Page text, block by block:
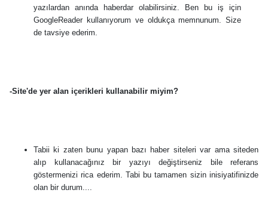
yazılardan anında haberdar olabilirsiniz. Ben bu iş için
GoogleReader kullanıyorum ve oldukça memnunum. Size
de tavsiye ederim.
-Site'de yer alan içerikleri kullanabilir miyim?
Tabii ki zaten bunu yapan bazı haber siteleri var ama siteden
alıp kullanacağınız bir yazıyı değiştirseniz bile referans
göstermenizi rica ederim. Tabi bu tamamen sizin inisiyatifinizde
olan bir durum....